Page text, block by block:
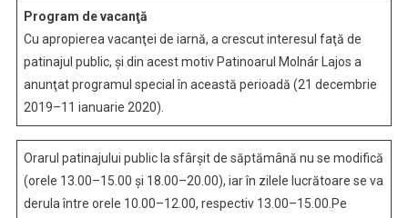
Luni
Pana
Program de vacanţă
Cu apropierea vacanţei de iarnă, a crescut interesul faţă de
patinajul public, şi din acest motiv Patinoarul Molnár Lajos a
anunţat programul special în această perioadă (21 decembrie
2019–11 ianuarie 2020).
Orarul patinajului public la sfârşit de săptămână nu se modifică
(orele 13.00–15.00 şi 18.00–20.00), iar în zilele lucrătoare se va
derula între orele 10.00–12.00, respectiv 13.00–15.00.Pe